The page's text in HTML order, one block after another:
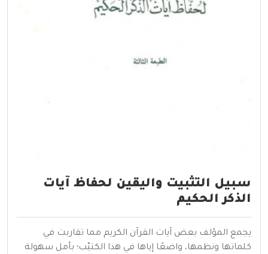
سبيل التثبيت واليقين لحفاظ آيات
الذكر الحكيم
يجمع المؤلف بعض آيات القرآن الكريم مما تقاربت في
كلماتها ونظمها، واضعًا إياها في هذا الكتيّب؛ بأمل سهولة